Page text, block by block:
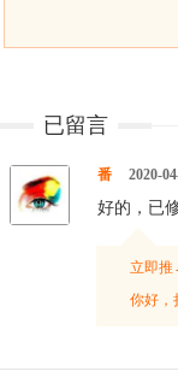
已留言
番 2020-
好的，已
立即推
你好，